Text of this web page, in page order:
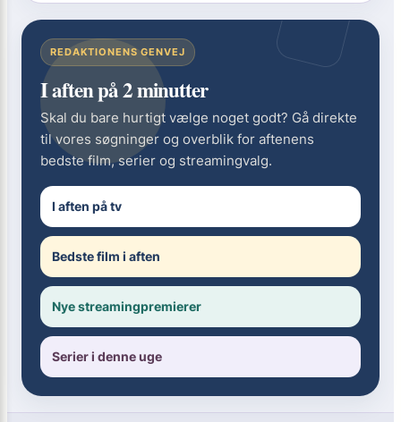
REDAKTIONENS GENVEJ
I aften på 2 minutter
Skal du bare hurtigt vælge noget godt? Gå direkte
til vores søgninger og overblik for aftenens
bedste film, serier og streamingvalg.
I aften på tv
Bedste film i aften
Nye streamingpremierer
Serier i denne uge